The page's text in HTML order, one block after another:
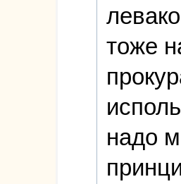
тоже
надо